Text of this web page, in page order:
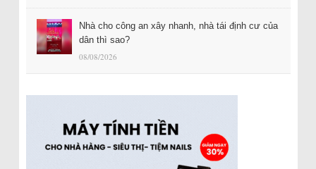
Nhà cho công an xây nhanh, nhà tái định cư của
dân thì sao?
08/08/2026